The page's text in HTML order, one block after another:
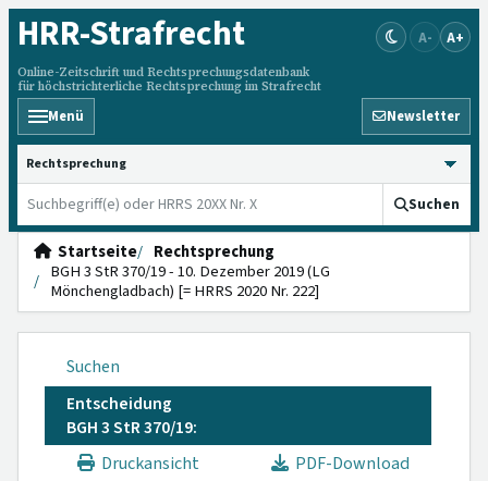
HRR-Strafrecht
Online-Zeitschrift und Rechtsprechungsdatenbank
für höchstrichterliche Rechtsprechung im Strafrecht
A- A+
Menü Newsletter
HRRS durchsuchen
Suchen
Startseite
Rechtsprechung
BGH 3 StR 370/19 - 10. Dezember 2019 (LG
Mönchengladbach) [= HRRS 2020 Nr. 222]
Suchen
Entscheidung
BGH 3 StR 370/19:
Druckansicht
PDF-Download